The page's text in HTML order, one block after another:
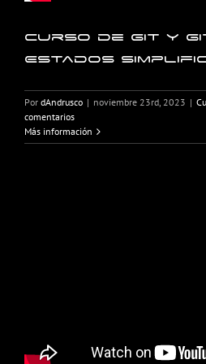
Curso de Git y
Estados
Por dAndrusco | noviembre 23rd, 2023 |
comentarios
Más información